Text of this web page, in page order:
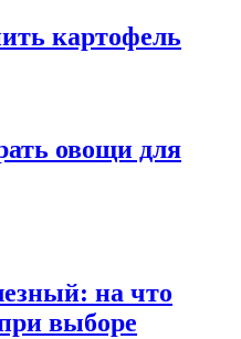
картофель
овощи для
на что
выборе